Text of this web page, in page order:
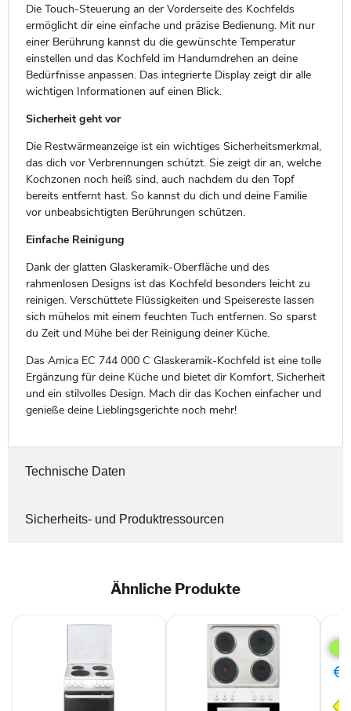
Die Touch-Steuerung an der Vorderseite des Kochfelds
ermöglicht dir eine einfache und präzise Bedienung. Mit nur
einer Berührung kannst du die gewünschte Temperatur
einstellen und das Kochfeld im Handumdrehen an deine
Bedürfnisse anpassen. Das integrierte Display zeigt dir alle
wichtigen Informationen auf einen Blick.
Sicherheit geht vor
Die Restwärmeanzeige ist ein wichtiges Sicherheitsmerkmal,
das dich vor Verbrennungen schützt. Sie zeigt dir an, welche
Kochzonen noch heiß sind, auch nachdem du den Topf
bereits entfernt hast. So kannst du dich und deine Familie
vor unbeabsichtigten Berührungen schützen.
Einfache Reinigung
Dank der glatten Glaskeramik-Oberfläche und des
rahmenlosen Designs ist das Kochfeld besonders leicht zu
reinigen. Verschüttete Flüssigkeiten und Speisereste lassen
sich mühelos mit einem feuchten Tuch entfernen. So sparst
du Zeit und Mühe bei der Reinigung deiner Küche.
Das Amica EC 744 000 C Glaskeramik-Kochfeld ist eine tolle
Ergänzung für deine Küche und bietet dir Komfort, Sicherheit
und ein stilvolles Design. Mach dir das Kochen einfacher und
genieße deine Lieblingsgerichte noch mehr!
Technische Daten
Sicherheits- und Produktressourcen
Ähnliche Produkte
EB-
EHE
000